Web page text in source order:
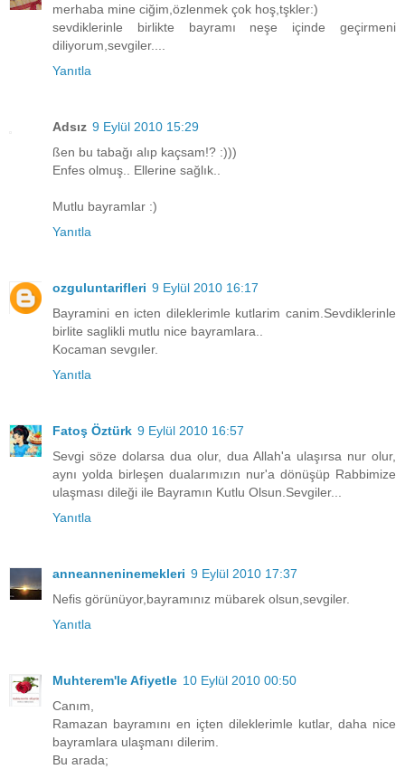
merhaba mine ciğim,özlenmek çok hoş,tşkler:)
sevdiklerinle birlikte bayramı neşe içinde geçirmeni
diliyorum,sevgiler....
Yanıtla
Adsız 9 Eylül 2010 15:29
ßen bu tabağı alıp kaçsam!? :)))
Enfes olmuş.. Ellerine sağlık..
Mutlu bayramlar :)
Yanıtla
ozguluntarifleri 9 Eylül 2010 16:17
Bayramini en icten dileklerimle kutlarim canim.Sevdiklerinle
birlite saglikli mutlu nice bayramlara..
Kocaman sevgıler.
Yanıtla
Fatoş Öztürk 9 Eylül 2010 16:57
Sevgi söze dolarsa dua olur, dua Allah'a ulaşırsa nur olur,
aynı yolda birleşen dualarımızın nur'a dönüşüp Rabbimize
ulaşması dileği ile Bayramın Kutlu Olsun.Sevgiler...
Yanıtla
anneanneninemekleri 9 Eylül 2010 17:37
Nefis görünüyor,bayramınız mübarek olsun,sevgiler.
Yanıtla
Muhterem'le Afiyetle 10 Eylül 2010 00:50
Canım,
Ramazan bayramını en içten dileklerimle kutlar, daha nice
bayramlara ulaşmanı dilerim.
Bu arada;